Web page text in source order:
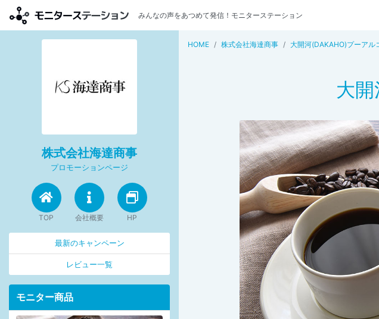
みんなの声をあつめて発信！モニターステーション
HOME 株式会社海達商事 大開河(DAKAHO)プーアル
大
株式会社海達商事
プロモーションページ
TOP 会社概要 HP
最新のキャンペーン
レビュー一覧
モニター商品